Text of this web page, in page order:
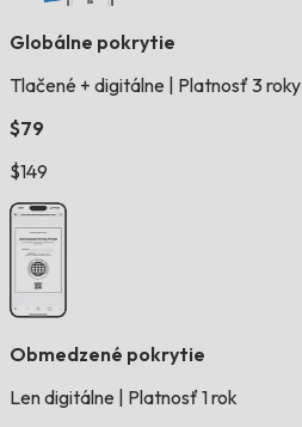
Globálne pokrytie
Tlačené + digitálne
Platnosť 3 roky
$79
$149
Obmedzené pokrytie
Len digitálne
Platnosť 1 rok